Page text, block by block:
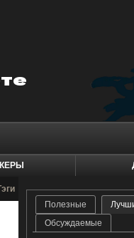
Полезные
Обсуждаемые